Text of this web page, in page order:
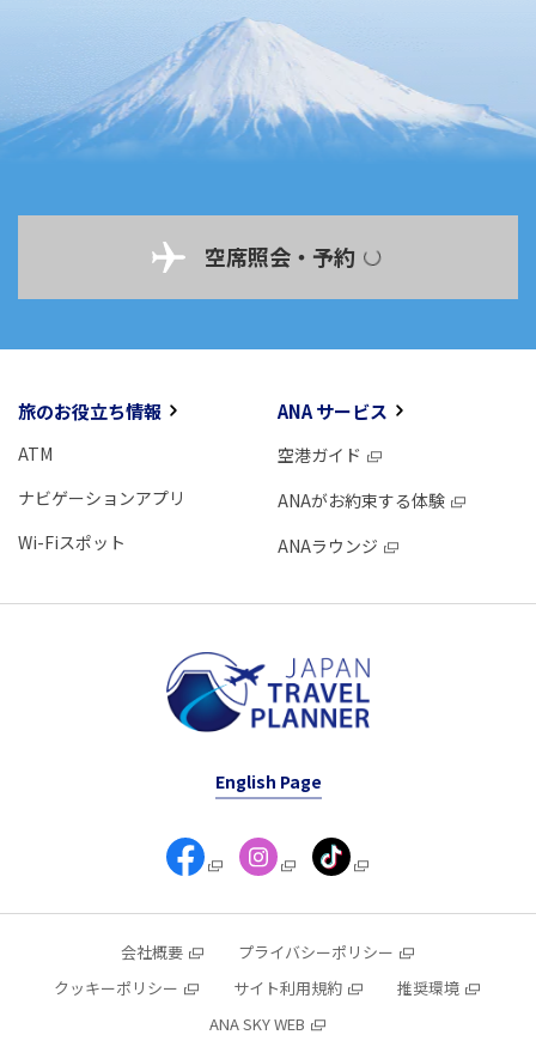
空席照会・予約
旅のお役立ち情報
ATM
ナビゲーションアプリ
Wi-Fiスポット
ANA サービス
空港ガイド
ANAがお約束する体験
ANAラウンジ
English Page
会社概要
プライバシーポリシー
クッキーポリシー
サイト利用規約
推奨環境
ANA SKY WEB